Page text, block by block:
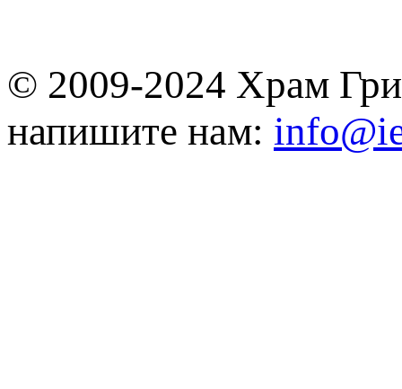
© 2009-2024 Храм
напишите нам: